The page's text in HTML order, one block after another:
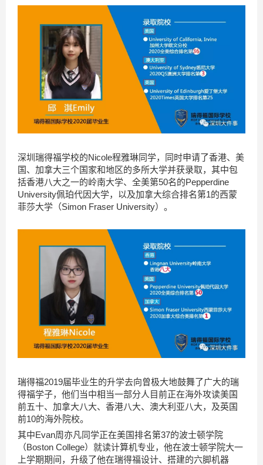
深圳瑞得福学校的Nicole程雅琳同学，同时申请了香港、美
国、加拿大三个国家和地区的多所大学并获录取，其中包
括香港八大之一的岭南大学、全美第50名的Pepperdine
University佩珀代因大学，以及加拿大综合排名第1的西蒙
菲莎大学（Simon Fraser University）。
瑞得福2019届毕业生的升学去向曾极大地鼓舞了广大的瑞
得福学子，他们当中相当一部分人目前正在海外攻读美国
前五十、加拿大八大、香港八大、澳大利亚八大，及英国
前10的海外院校。
其中Evan周亦凡同学正在美国排名第37的波士顿学院
（Boston College）就读计算机专业，他在波士顿学院大一
上学期期间，升级了他在瑞得福设计、搭建的六脚机器